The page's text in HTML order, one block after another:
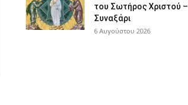
του Σωτήρος Χριστού –
Συναξάρι
6 Αυγούστου 2026